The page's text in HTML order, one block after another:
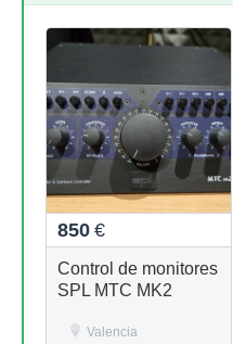
850 €
Control de monitores
SPL MTC MK2
Valencia